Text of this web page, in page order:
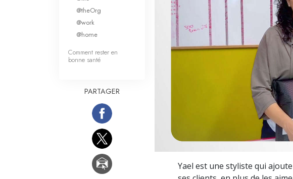
Qu’est-ce que la grandeur ?
Yael est une styliste qui
@theOrg
@work
@home
Comment rester en
bonne santé
PARTAGER